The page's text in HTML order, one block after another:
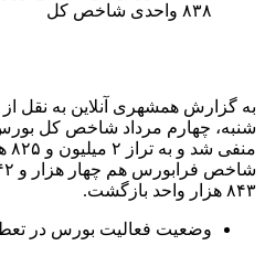
به گزارش همشهری آنلاین به نقل از
۸۴۳ هزار واحد بازگشت.
وضعیت فعالیت بورس در